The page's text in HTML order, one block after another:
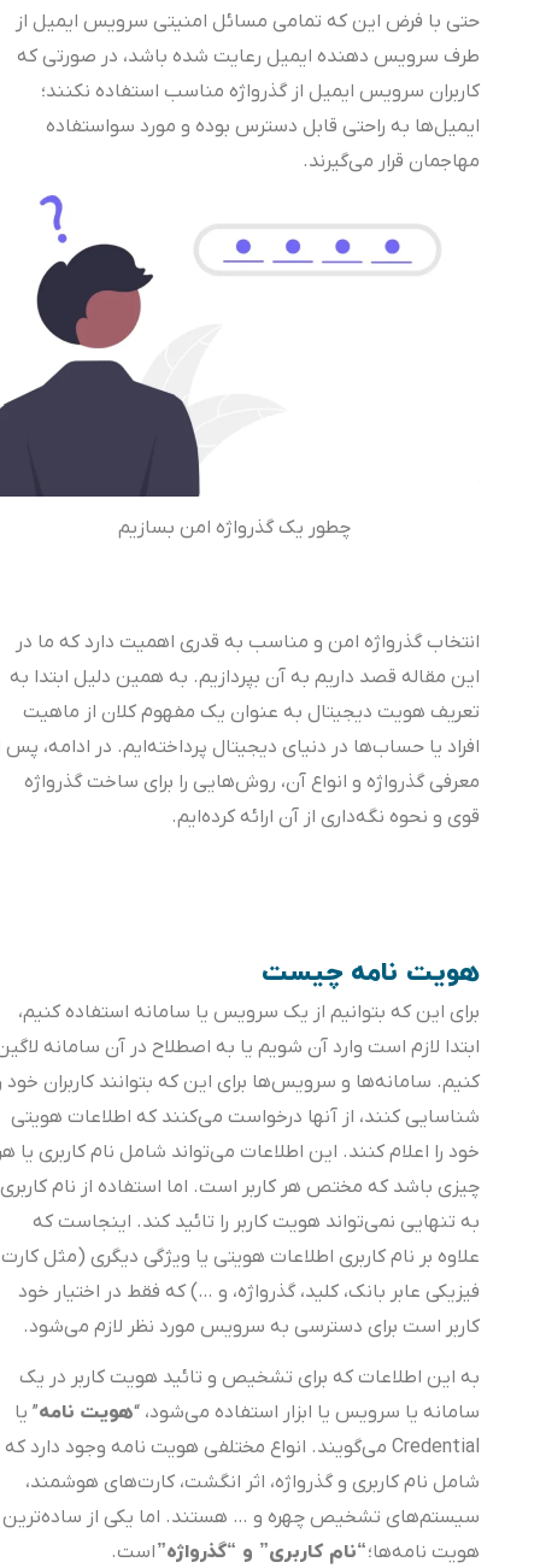
حتی با فرض این که تمامی مسائل امنیتی سرویس ایمیل از
طرف سرویس دهنده ایمیل رعایت شده باشد، در صورتی که
کاربران سرویس ایمیل از گذرواژه‌ مناسب استفاده نکنند؛
ایمیل‌ها به راحتی قابل دسترس بوده و مورد سواستفاده
مهاجمان قرار می‌گیرند.
چطور یک گذرواژه امن بسازیم
انتخاب گذرواژه امن و مناسب به قدری اهمیت دارد که ما در
این مقاله قصد داریم به آن بپردازیم. به همین دلیل ابتدا به
تعریف هویت دیجیتال به عنوان یک مفهوم کلان از ماهیت
افراد یا حساب‌ها در دنیای دیجیتال پرداخته‌ایم. در ادامه، پس از
معرفی گذرواژه و انواع آن، روش‌هایی را برای ساخت گذرواژه
قوی و نحوه نگه‌داری از آن ارائه کرده‌ایم.
هویت نامه چیست
برای این که بتوانیم از یک سرویس یا سامانه استفاده کنیم،
ابتدا لازم است وارد آن شویم یا به اصطلاح در آن سامانه لاگین
کنیم. سامانه‌ها و سرویس‌ها برای این که بتوانند کاربران خود را
شناسایی کنند، از آنها درخواست می‌کنند که اطلاعات هویتی
خود را اعلام کنند. این اطلاعات می‌تواند شامل نام کاربری یا هر
چیزی باشد که مختص هر کاربر است. اما استفاده از نام کاربری
به تنهایی نمی‌تواند هویت کاربر را تائید کند. اینجاست که
علاوه بر نام کاربری اطلاعات هویتی یا ویژگی دیگری (مثل کارت
فیزیکی عابر بانک، کلید، گذرواژه، و …) که فقط در اختیار خود
کاربر است برای دسترسی به سرویس مورد نظر لازم می‌شود.
به این اطلاعات که برای تشخیص و تائید هویت کاربر در یک
سامانه یا سرویس یا ابزار استفاده می‌شود، “هویت‌ نامه ” یا
Credential می‌گویند. انواع مختلفی هویت‌ نامه وجود دارد که
شامل نام کاربری و گذرواژه، اثر انگشت، کارت‌های هوشمند،
سیستم‌های تشخیص چهره و … هستند. اما یکی از ساده‌ترین
هویت نامه‌ها؛“نام کاربری” و “گذرواژه”است.